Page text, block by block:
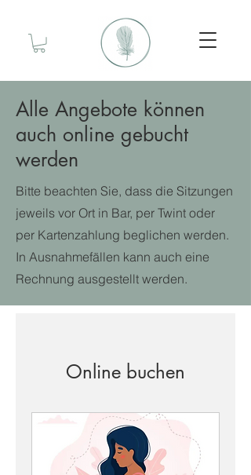
Alle Angebote können
auch online gebucht
werden
Bitte beachten Sie, dass die Sitzungen
jeweils vor Ort in Bar, per Twint oder
per Kartenzahlung beglichen werden.
In Ausnahmefällen kann auch eine
Rechnung ausgestellt werden.
Online buchen